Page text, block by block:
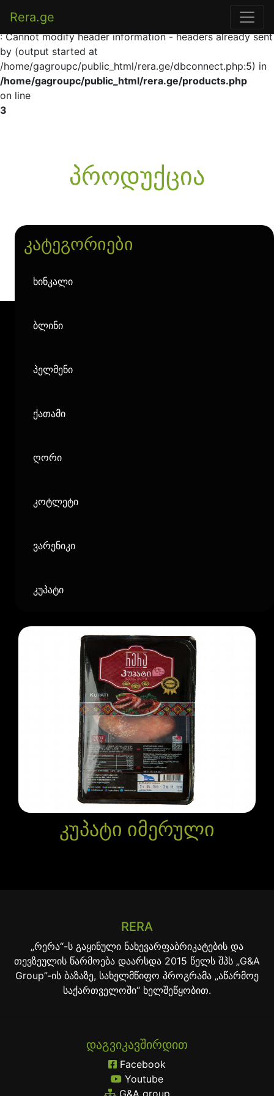
Warning
: Cannot modify header information - headers already sent
by (output started at
/home/gagroupc/public_html/rera.ge/dbconnect.php:5) in
/home/gagroupc/public_html/rera.ge/products.php
on line
3
Rera.ge
პროდუქცია
კატეგორიები
ხინკალი
ბლინი
პელმენი
ქათამი
ღორი
კოტლეტი
ვარენიკი
კუპატი
კუპატი იმერული
RERA
„რერა“-ს გაყინული ნახევარფაბრიკატების და
თევზეულის წარმოება დაარსდა 2015 წელს შპს „G&A
Group”-ის ბაზაზე, სახელმწიფო პროგრამა „აწარმოე
საქართველოში“ ხელშეწყობით.
ᲓᲐᲒᲕᲘᲙᲐᲕᲨᲘᲠᲓᲘᲗ
Facebook
Youtube
G&A group